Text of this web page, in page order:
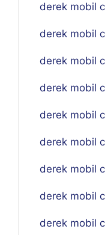
derek mobil
derek mobil
derek mobil
derek mobil
derek mobil
derek mobil
derek mobil
derek mobil
derek mobil